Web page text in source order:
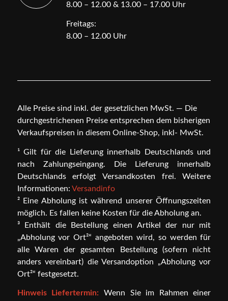
8.00 – 12.00 & 13.00 – 17.00 Uhr
Freitags:
8.00 – 12.00 Uhr
Alle Preise sind inkl. der gesetzlichen MwSt. — Die
durchgestrichenen Preise entsprechen dem bisherigen
Verkaufspreisen in diesem Online-Shop, inkl- MwSt.
¹ Gilt für die Lieferung innerhalb Deutschlands und
nach Zahlungseingang. Die Lieferung innerhalb
Deutschlands erfolgt Versandkosten frei. Weitere
Informationen: Versandinfo
² Eine Abholung ist während unserer Öffnungszeiten
möglich. Es fallen keine Kosten für die Abholung an.
³ Enthält die Bestellung einen Artikel der nur mit
„Abholung vor Ort²“ angeboten wird, so werden für
alle Waren der gesamten Bestellung (sofern nicht
anders vereinbart) die Versandoption „Abholung vor
Ort²“ festgesetzt.
Hinweis Liefertermin: Wenn Sie im Rahmen einer